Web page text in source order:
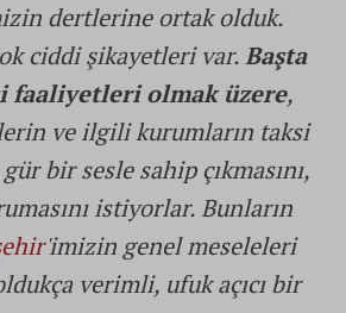
dertlerine ortak olduk.
ciddi şikayetleri var.Başta
faaliyetleri olmak üzere,
ve ilgili kurumların taksi
bir sesle sahip çıkmasını,
istiyorlar. Bunların
'imizin genel meseleleri
verimli, ufuk açıcı bir